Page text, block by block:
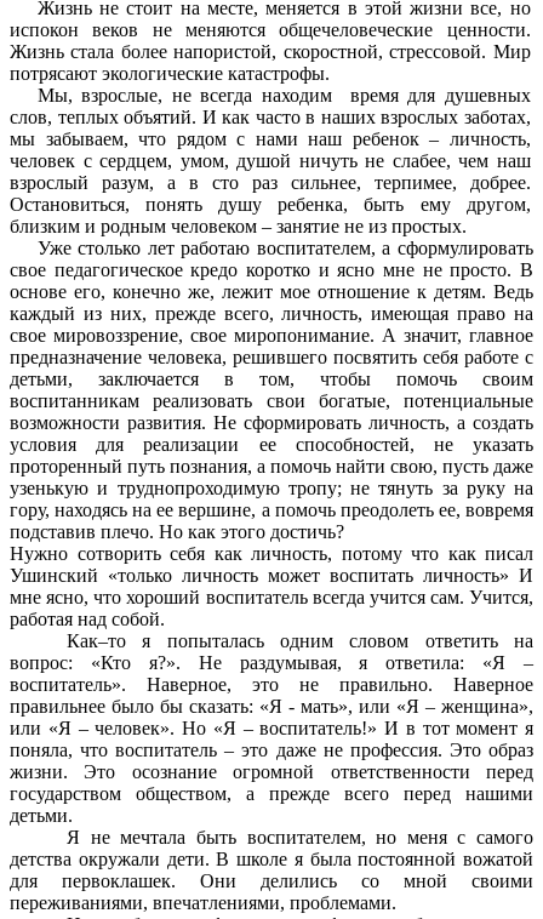
Жизнь не стоит на месте, меняется в этой жизни все, но
испокон веков не меняются общечеловеческие ценности.
Жизнь стала более напористой, скоростной, стрессовой. Мир
потрясают экологические катастрофы.
Мы, взрослые, не всегда находим время для душевных
слов, теплых объятий. И как часто в наших взрослых заботах,
мы забываем, что рядом с нами наш ребенок – личность,
человек с сердцем, умом, душой ничуть не слабее, чем наш
взрослый разум, а в сто раз сильнее, терпимее, добрее.
Остановиться, понять душу ребенка, быть ему другом,
близким и родным человеком – занятие не из простых.
Уже столько лет работаю воспитателем, а сформулировать
свое педагогическое кредо коротко и ясно мне не просто. В
основе его, конечно же, лежит мое отношение к детям. Ведь
каждый из них, прежде всего, личность, имеющая право на
свое мировоззрение, свое миропонимание. А значит, главное
предназначение человека, решившего посвятить себя работе с
детьми, заключается в том, чтобы помочь своим
воспитанникам реализовать свои богатые, потенциальные
возможности развития. Не сформировать личность, а создать
условия для реализации ее способностей, не указать
проторенный путь познания, а помочь найти свою, пусть даже
узенькую и труднопроходимую тропу; не тянуть за руку на
гору, находясь на ее вершине, а помочь преодолеть ее, вовремя
подставив плечо. Но как этого достичь?
Нужно сотворить себя как личность, потому что как писал
Ушинский «только личность может воспитать личность» И
мне ясно, что хороший воспитатель всегда учится сам. Учится,
работая над собой.
Как–то я попыталась одним словом ответить на
вопрос: «Кто я?». Не раздумывая, я ответила: «Я –
воспитатель». Наверное, это не правильно. Наверное
правильнее было бы сказать: «Я - мать», или «Я – женщина»,
или «Я – человек». Но «Я – воспитатель!» И в тот момент я
поняла, что воспитатель – это даже не профессия. Это образ
жизни. Это осознание огромной ответственности перед
государством обществом, а прежде всего перед нашими
детьми.
Я не мечтала быть воспитателем, но меня с самого
детства окружали дети. В школе я была постоянной вожатой
для первоклашек. Они делились со мной своими
переживаниями, впечатлениями, проблемами.